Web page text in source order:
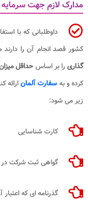
مدارک لازم جهت سرمایه
داوطلبانی که با
کشور قصد انجام آن را
گذاریرا بر اساسحداقل
کرده و به سفارت آلمانارائه
زیر می شود:
کارت شناسایی
گواهی ثبت شرکت
گذرنامه ای که